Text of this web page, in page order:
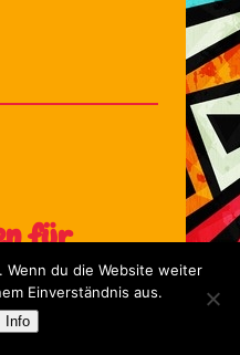
für
Wenn du die Website weiter
Einverständnis aus.
Info